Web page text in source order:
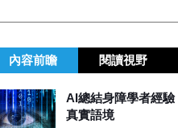
內容前瞻 閱讀視野
AI總結身障學者經
真實語境